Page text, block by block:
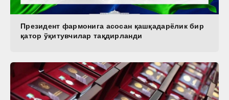
Президент фармонига асосан қашқадарёлик бир
қатор ўқитувчилар тақдирланди